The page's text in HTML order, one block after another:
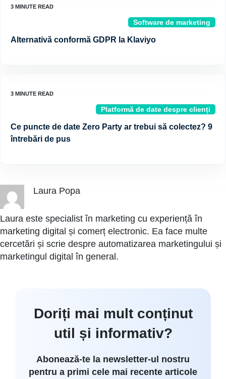
Software de marketing
Alternativă conformă GDPR la Klaviyo
Platformă de date despre clienți
Ce puncte de date Zero Party ar trebui să colectez? 9
întrebări de pus
Laura Popa
Laura este specialist în marketing cu experiență în
marketing digital și comerț electronic. Ea face multe
cercetări și scrie despre automatizarea marketingului și
marketingul digital în general.
Doriți mai mult conținut
util și informativ?
Abonează-te la newsletter-ul nostru
pentru a primi cele mai recente articole